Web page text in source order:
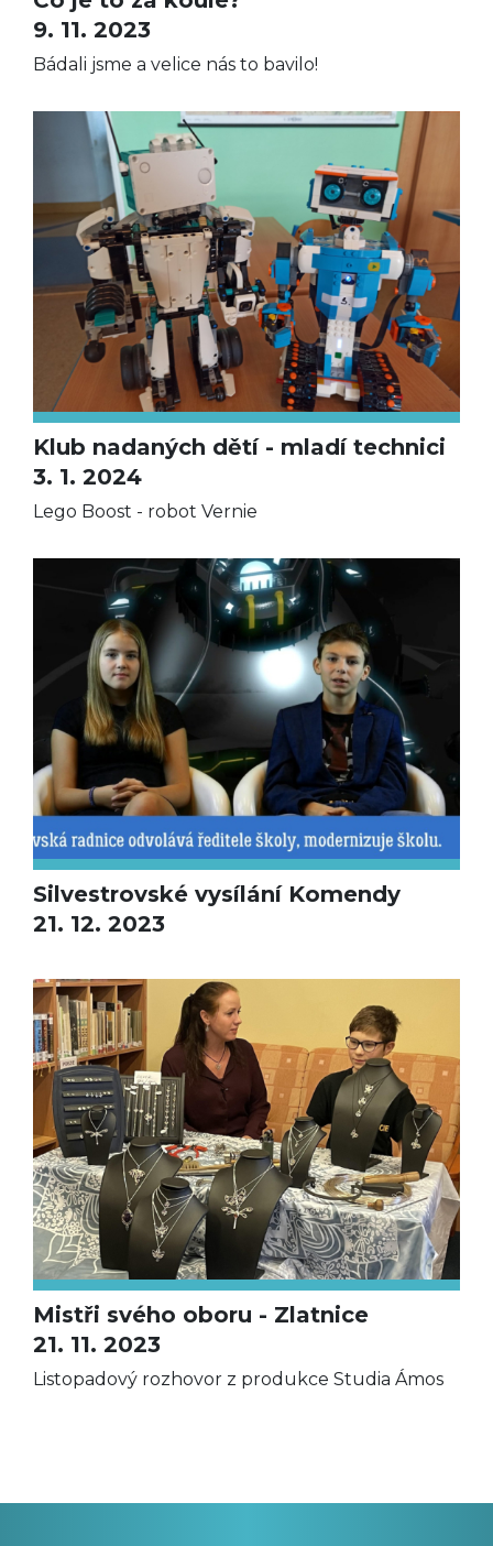
9. 11. 2023
Bádali jsme a velice nás to bavilo!
Klub nadaných dětí - mladí technici
3. 1. 2024
Lego Boost - robot Vernie
Silvestrovské vysílání Komendy
21. 12. 2023
Mistři svého oboru - Zlatnice
21. 11. 2023
Listopadový rozhovor z produkce Studia Ámos